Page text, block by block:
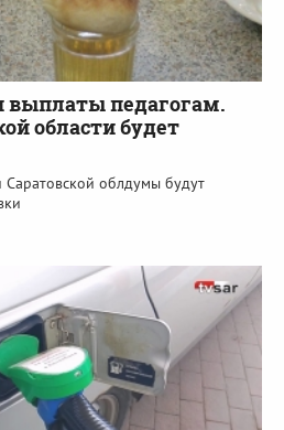
выплаты педагогам.
области будет
облдумы будут